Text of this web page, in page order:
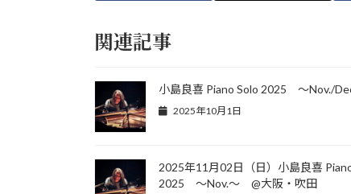
関連記事
小島良喜 Piano Solo 2025 ～Nov./
2025年10月1日
2025年11月02日（日）小島良喜
2025 ～Nov.～ @大阪・吹田